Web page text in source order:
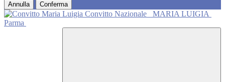
Annulla Conferma
Convitto Nazionale
MARIA LUIGIA
Parma